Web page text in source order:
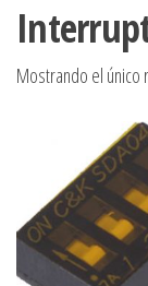
Mostrando el único